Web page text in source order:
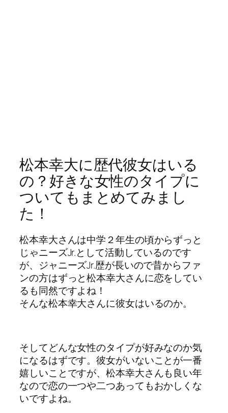
松本幸大に歴代彼女はいる
の？好きな女性のタイプに
ついてもまとめてみまし
た！
松本幸大さんは中学２年生の頃からずっと
じゃニーズJr.として活動しているのです
が、ジャニーズJr.歴が長いので昔からファ
ンの方はずっと松本幸大さんに恋をしてい
るも同然ですよね！
そんな松本幸大さんに彼女はいるのか。
そしてどんな女性のタイプが好みなのか気
になるはずです。彼女がいないことが一番
嬉しいことですが、松本幸大さんも良い年
なので恋の一つや二つあってもおかしくな
いですよね。